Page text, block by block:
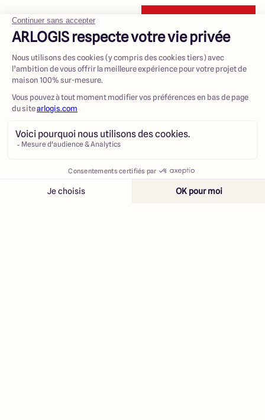
Votre projet, notre savoir-faire
Que vous rêviez d’unemaison moderne à toit plat, d’une
maison traditionnelle alsacienne
répondant aux exigences de la RE 2020, palier 2025
Maisons Arlogis Masevaux-Niederbruck
œuvre pour réaliser laconstruction de votre maison sur
mesure à Masevaux-Niederbruck
dans les meilleures